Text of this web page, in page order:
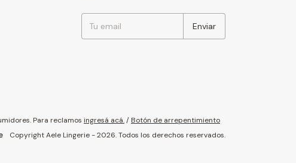
Para reclamos ingresá acá./ Botón de arrepentimiento
Copyright Aele Lingerie - 2026. Todos los derechos reservados.